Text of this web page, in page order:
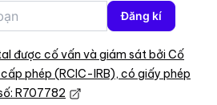
Đăng kí
được cố vấn và giám sát bởi Cố
phép (RCIC-IRB), có giấy phép
R707782